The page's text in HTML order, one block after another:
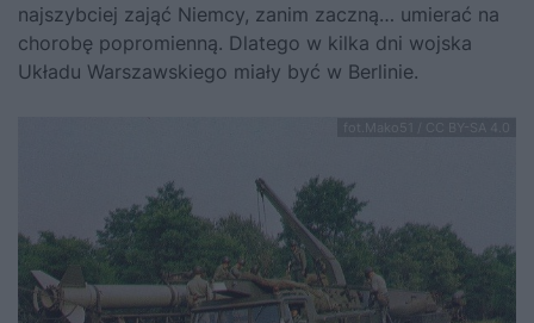
najszybciej zająć Niemcy, zanim zaczną… umierać na
chorobę popromienną. Dlatego w kilka dni wojska
Układu Warszawskiego miały być w Berlinie.
fot.Mako51 / CC BY-SA 4.0